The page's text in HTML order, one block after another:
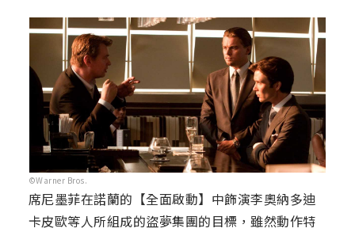
©Warner Bros.
席尼墨菲在諾蘭的【全面啟動】中飾演李奧納多迪
卡皮歐等人所組成的盜夢集團的目標，雖然動作特